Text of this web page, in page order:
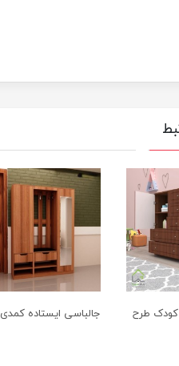
طرح
جالباسی ایستاده کمدی